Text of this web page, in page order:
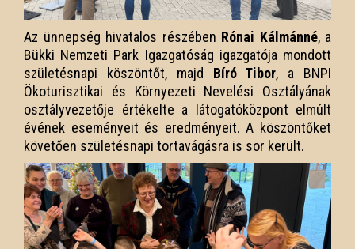
Az ünnepség hivatalos részében Rónai Kálmánné, a
Bükki Nemzeti Park Igazgatóság igazgatója mondott
születésnapi köszöntőt, majd Bíró Tibor, a BNPI
Ökoturisztikai és Környezeti Nevelési Osztályának
osztályvezetője értékelte a látogatóközpont elmúlt
évének eseményeit és eredményeit. A köszöntőket
követően születésnapi tortavágásra is sor került.